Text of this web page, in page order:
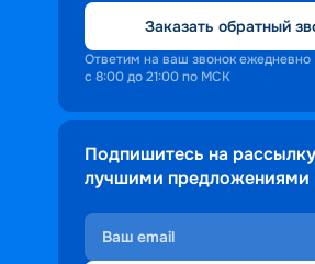
Заказать обратный
Ответим на ваш звонок ежедневно
с 8:00 до 21:00 по МСК
Подпишитесь на
лучшими предложениями